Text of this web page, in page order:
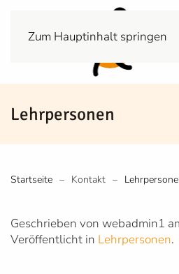
Zum Hauptinhalt springen
Lehrpersonen
Startseite Kontakt
Geschrieben von webadmin1
Veröffentlicht in Lehrpersonen.